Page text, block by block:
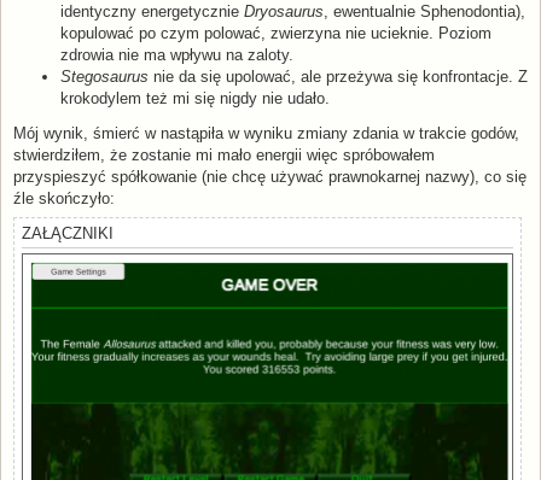
identyczny energetycznie Dryosaurus , ewentualnie Sphenodontia),
kopulować po czym polować, zwierzyna nie ucieknie. Poziom
zdrowia nie ma wpływu na zaloty.
Stegosaurus nie da się upolować, ale przeżywa się konfrontacje. Z
krokodylem też mi się nigdy nie udało.
Mój wynik, śmierć w nastąpiła w wyniku zmiany zdania w trakcie godów,
stwierdziłem, że zostanie mi mało energii więc spróbowałem
przyspieszyć spółkowanie (nie chcę używać prawnokarnej nazwy), co się
źle skończyło:
ZAŁĄCZNIKI